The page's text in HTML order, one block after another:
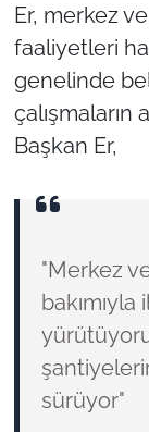
Er, merkez
faaliyetleri
genelinde
çalışmaların
Başkan Er,
"Merkez
sürüyor"